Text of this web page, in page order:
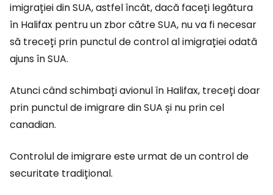
imigrației din SUA, astfel încât, dacă faceți legătura
în Halifax pentru un zbor către SUA, nu va fi necesar
să treceți prin punctul de control al imigrației odată
ajuns în SUA.
Atunci când schimbați avionul în Halifax, treceți doar
prin punctul de imigrare din SUA și nu prin cel
canadian.
Controlul de imigrare este urmat de un control de
securitate tradițional.